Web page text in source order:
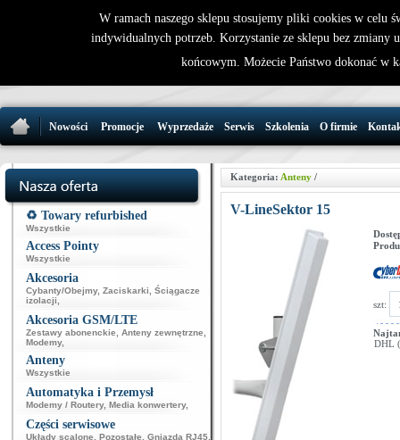
32 721 86
Nowości Promocje Wyprzedaże Serwis Szkolenia O firmie
♻️ Towary refurbished
Wszystkie
Access Pointy
Wszystkie
Akcesoria
Cybanty/Obejmy, Zaciskarki
Ściągacze
izolacji
Akcesoria GSM/LTE
Zestawy abonenckie Anteny zewnętrzne
Modemy,
Anteny
Wszystkie
Automatyka i Przemysł
Modemy / Routery, Media konwertery,
Części serwisowe
Układy scalone Pozostałe Gniazda RJ45
Kategoria: Anteny/
V-LineSektor 15
szt:
DHL
W ramach naszego sklepu stosujemy pliki cookies w celu
indywidualnych potrzeb. Korzystanie ze sklepu bez zmiany
końcowym. Możecie Państwo dokonać w